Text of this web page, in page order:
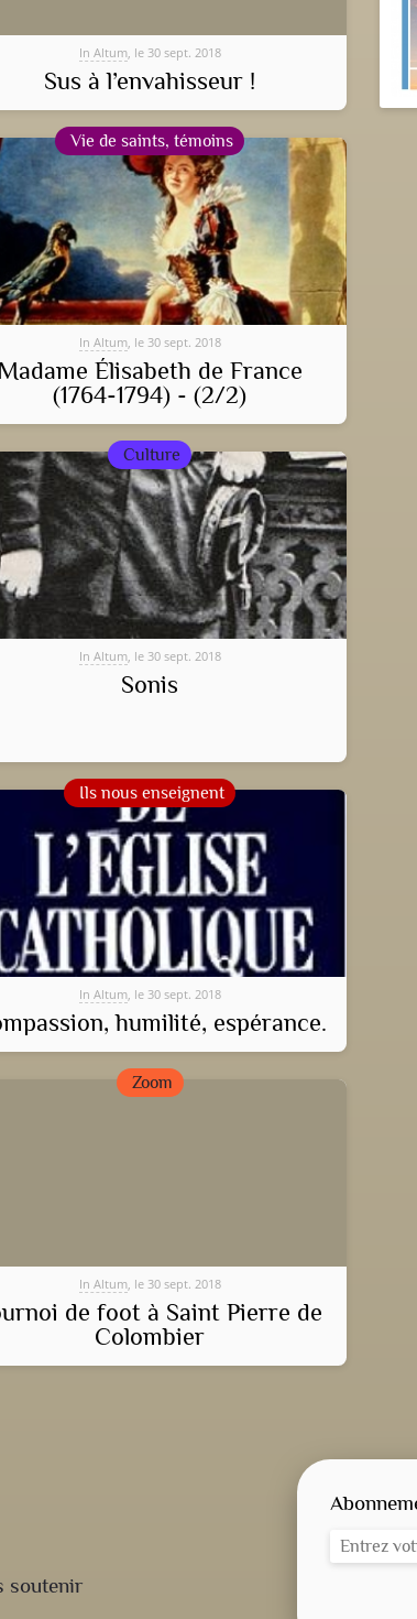
In Altum, le 30 sept. 2018
Sus à l’envahisseur !
Vie de saints, témoins
In Altum, le 30 sept. 2018
Madame Élisabeth de France
(1764-1794) - (2/2)
Culture
In Altum, le 30 sept. 2018
Sonis
Ils nous enseignent
In Altum, le 30 sept. 2018
humilité, espérance.
Zoom
In Altum, le 30 sept. 2018
de foot à Saint Pierre de
Colombier
soutenir